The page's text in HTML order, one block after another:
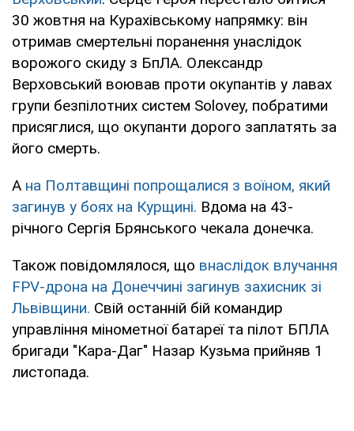
30 жовтня на Курахівському напрямку: він
отримав смертельні поранення унаслідок
ворожого скиду з БпЛА. Олександр
Верховський воював проти окупантів у лавах
групи безпілотних систем Solovey, побратими
присяглися, що окупанти дорого заплатять за
його смерть.
А на Полтавщині попрощалися з воїном, який
загинув у боях на Курщині. Вдома на 43-
річного Сергія Брянського чекала донечка.
Також повідомлялося, що внаслідок влучання
FPV-дрона на Донеччині загинув захисник зі
Львівщини. Свій останній бій командир
управління мінометної батареї та пілот БПЛА
бригади "Кара-Даг" Назар Кузьма прийняв 1
листопада.